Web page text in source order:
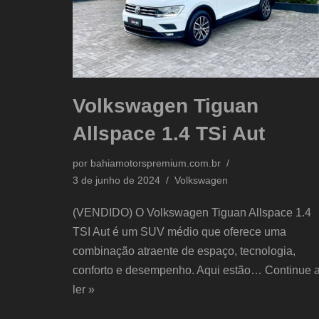
Volkswagen Tiguan
Allspace 1.4 TSi Aut
por bahiamotorspremium.com.br
3 de junho de 2024
Volkswagen
(VENDIDO) O Volkswagen Tiguan Allspace 1.4
TSI Aut é um SUV médio que oferece uma
combinação atraente de espaço, tecnologia,
conforto e desempenho. Aqui estão… Continue
ler »